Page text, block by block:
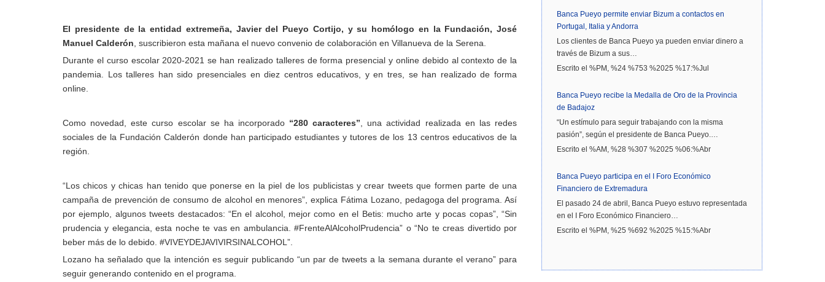
El presidente de la entidad extremeña, Javier del Pueyo Cortijo, y su homólogo en la Fundación, José
Manuel Calderón , suscribieron esta mañana el nuevo convenio de colaboración en Villanueva de la Serena.
Durante el curso escolar 2020-2021 se han realizado talleres de forma presencial y online debido al contexto de la
pandemia. Los talleres han sido presenciales en diez centros educativos, y en tres, se han realizado de forma
online.
Como novedad, este curso escolar se ha incorporado “280 caracteres” , una actividad realizada en las redes
sociales de la Fundación Calderón donde han participado estudiantes y tutores de los 13 centros educativos de la
región.
“Los chicos y chicas han tenido que ponerse en la piel de los publicistas y crear tweets que formen parte de una
campaña de prevención de consumo de alcohol en menores”, explica Fátima Lozano, pedagoga del programa. Así
por ejemplo, algunos tweets destacados: “En el alcohol, mejor como en el Betis: mucho arte y pocas copas”, “Sin
prudencia y elegancia, esta noche te vas en ambulancia. #FrenteAlAlcoholPrudencia” o “No te creas divertido por
beber más de lo debido. #VIVEYDEJAVIVIRSINALCOHOL”.
Lozano ha señalado que la intención es seguir publicando “un par de tweets a la semana durante el verano” para
seguir generando contenido en el programa.
Banca Pueyo permite enviar Bizum a contactos en
Portugal, Italia y Andorra
Los clientes de Banca Pueyo ya pueden enviar dinero a
través de Bizum a sus…
Escrito el %PM, %24 %753 %2025 %17:%Jul
Banca Pueyo recibe la Medalla de Oro de la Provincia
de Badajoz
“Un estímulo para seguir trabajando con la misma
pasión”, según el presidente de Banca Pueyo.…
Escrito el %AM, %28 %307 %2025 %06:%Abr
Banca Pueyo participa en el I Foro Económico
Financiero de Extremadura
El pasado 24 de abril, Banca Pueyo estuvo representada
en el I Foro Económico Financiero…
Escrito el %PM, %25 %692 %2025 %15:%Abr